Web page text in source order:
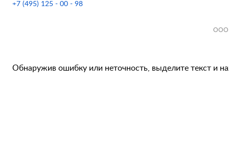
+7 (495) 125 - 00 - 98
ООО
Обнаружив ошибку или неточность, выделите текст и